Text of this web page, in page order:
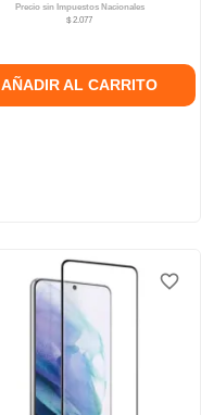
Precio sin Impuestos Nacionales
$ 2.077
AÑADIR AL CARRITO
favorite_border
favorite_border
favorite_border